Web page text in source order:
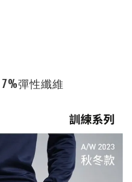
彈性纖維